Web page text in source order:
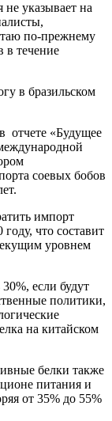
указывает на
по-прежнему
в течение
в бразильском
отчете «Будущее
соевых бобов
импорт
что составит
уровнем
если будут
политики,
на китайском
белки также
питания и
от 35% до 55%